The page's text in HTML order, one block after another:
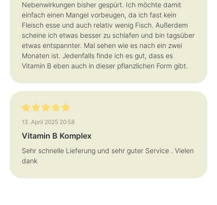
Nebenwirkungen bisher gespürt. Ich möchte damit
einfach einen Mangel vorbeugen, da ich fast kein
Fleisch esse und auch relativ wenig Fisch. Außerdem
scheine ich etwas besser zu schlafen und bin tagsüber
etwas entspannter. Mal sehen wie es nach ein zwei
Monaten ist. Jedenfalls finde ich es gut, dass es
Vitamin B eben auch in dieser pflanzlichen Form gibt.
Bewertung mit 5 von 5 Sternen
13. April 2025 20:58
Vitamin B Komplex
Sehr schnelle Lieferung und sehr guter Service . Vielen
dank